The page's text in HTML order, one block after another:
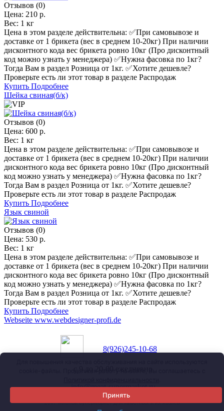
Отзывов (0)
Цена: 210 р.
Вес: 1 кг
Цена в этом разделе действительна: ✅️При самовывозе и
доставке от 1 брикета (вес в среднем 10-20кг) При наличии
дисконтного кода вес брикета ровно 10кг (Про дисконтный
код можно узнать у менеджера) ✅️Нужна фасовка по 1кг?
Тогда Вам в раздел Розница от 1кг. ✅️Хотите дешевле?
Проверьте есть ли этот товар в разделе Распродаж
Купить Подробнее
Шейка свиная(б/к)
Отзывов (0)
Цена: 600 р.
Вес: 1 кг
Цена в этом разделе действительна: ✅️При самовывозе и
доставке от 1 брикета (вес в среднем 10-20кг) При наличии
дисконтного кода вес брикета ровно 10кг (Про дисконтный
код можно узнать у менеджера) ✅️Нужна фасовка по 1кг?
Тогда Вам в раздел Розница от 1кг. ✅️Хотите дешевле?
Проверьте есть ли этот товар в разделе Распродаж
Купить Подробнее
Язык свиной
Отзывов (0)
Цена: 530 р.
Вес: 1 кг
Цена в этом разделе действительна: ✅️При самовывозе и
доставке от 1 брикета (вес в среднем 10-20кг) При наличии
дисконтного кода вес брикета ровно 10кг (Про дисконтный
код можно узнать у менеджера) ✅️Нужна фасовка по 1кг?
Тогда Вам в раздел Розница от 1кг. ✅️Хотите дешевле?
Проверьте есть ли этот товар в разделе Распродаж
Купить Подробнее
Webseite www.webdesigner-profi.de
8(926)245-10-68
info@meat-supermarket.ru
2017Мясной супермаркет для животных и их хозяев
Принять